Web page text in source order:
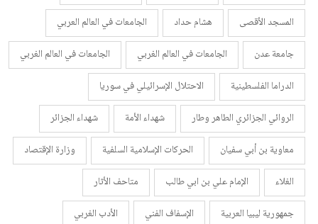
المسجد الأقصى
هشام حداد
الجامعات في العالم العربي
جامعة عدن
الجامعات في العالم الغربي
الجامعات في العالم الغربي
الدراما الفلسطينية
الاحتلال الإسرائيلي في سوريا
الروائي الجزائري الطاهر وطار
شهداء الأمة
شهداء الجزائر
معاوية بن أبي سفيان
الحركات الإسلامية السلفية
وزارة الإقتصاد
الغلاء
الإمام علي بن ابي طالب
متاحف الأثار
جمهورية ليبيا العربية
الإسفاف الفني
الأدب الغربي